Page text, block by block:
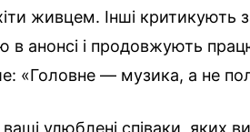
живцем. Інші критикують
в анонсі і продовжують
«Головне — музика, а не
улюблені співаки, яких